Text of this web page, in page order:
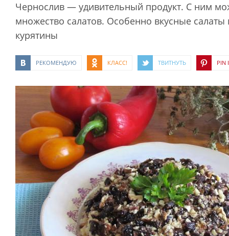
Чернослив — удивительный продукт. С ним
множество салатов. Особенно вкусные
курятины
РЕКОМЕНДУЮ КЛАСС! ТВИТНУТЬ PIN